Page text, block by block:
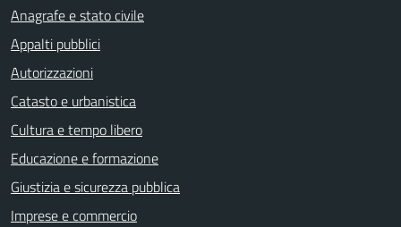
Anagrafe e stato civile
Appalti pubblici
Autorizzazioni
Catasto e urbanistica
Cultura e tempo libero
Educazione e formazione
Giustizia e sicurezza pubblica
Imprese e commercio